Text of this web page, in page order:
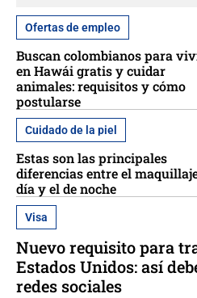
Ofertas de empleo
Buscan colombianos para
en Hawái gratis y cuidar
animales: requisitos y cómo
postularse
Cuidado de la piel
Estas son las principales
diferencias entre el
día y el de noche
Visa
Nuevo requisito para
Estados Unidos: así
redes sociales